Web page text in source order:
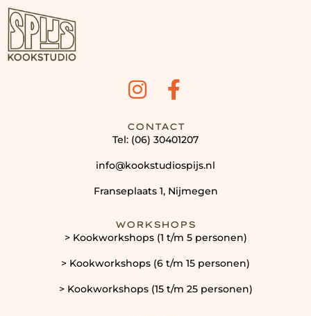
CONTACT
Tel: (06) 30401207
info@kookstudiospijs.nl
Franseplaats 1, Nijmegen
WORKSHOPS
> Kookworkshops (1 t/m 5 personen)
> Kookworkshops (6 t/m 15 personen)
> Kookworkshops (15 t/m 25 personen)